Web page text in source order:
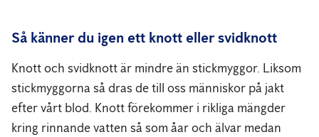
Så känner du igen ett knott eller svidknott
Knott och svidknott är mindre än stickmyggor. Liksom
stickmyggorna så dras de till oss människor på jakt
efter vårt blod. Knott förekommer i rikliga mängder
kring rinnande vatten så som åar och älvar medan